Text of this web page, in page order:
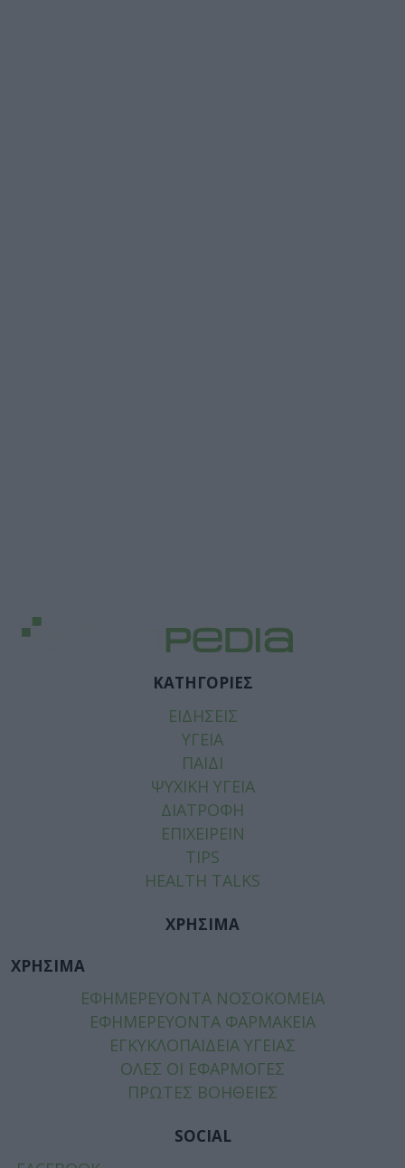
ΚΑΤΗΓΟΡΙΕΣ
ΕΙΔΗΣΕΙΣ
ΥΓΕΙΑ
ΠΑΙΔΙ
ΨΥΧΙΚΗ ΥΓΕΙΑ
ΔΙΑΤΡΟΦΗ
ΕΠΙΧΕΙΡΕΙΝ
TIPS
HEALTH TALKS
ΧΡΗΣΙΜΑ
ΧΡΗΣΙΜΑ
ΕΦΗΜΕΡΕΥΟΝΤΑ ΝΟΣΟΚΟΜΕΙΑ
ΕΦΗΜΕΡΕΥΟΝΤΑ ΦΑΡΜΑΚΕΙΑ
ΕΓΚΥΚΛΟΠΑΙΔΕΙΑ ΥΓΕΙΑΣ
ΟΛΕΣ ΟΙ ΕΦΑΡΜΟΓΕΣ
ΠΡΩΤΕΣ ΒΟΗΘΕΙΕΣ
SOCIAL